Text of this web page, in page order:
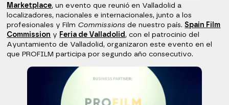
Marketplace, un evento que reunió en Valladolid a
localizadores, nacionales e internacionales, junto a los
profesionales y Film Commissionsde nuestro país.Spain Film
Commission y Feria de Valladolid, con el patrocinio del
Ayuntamiento de Valladolid, organizaron este evento en el
que PROFILM participa por segundo año consecutivo.